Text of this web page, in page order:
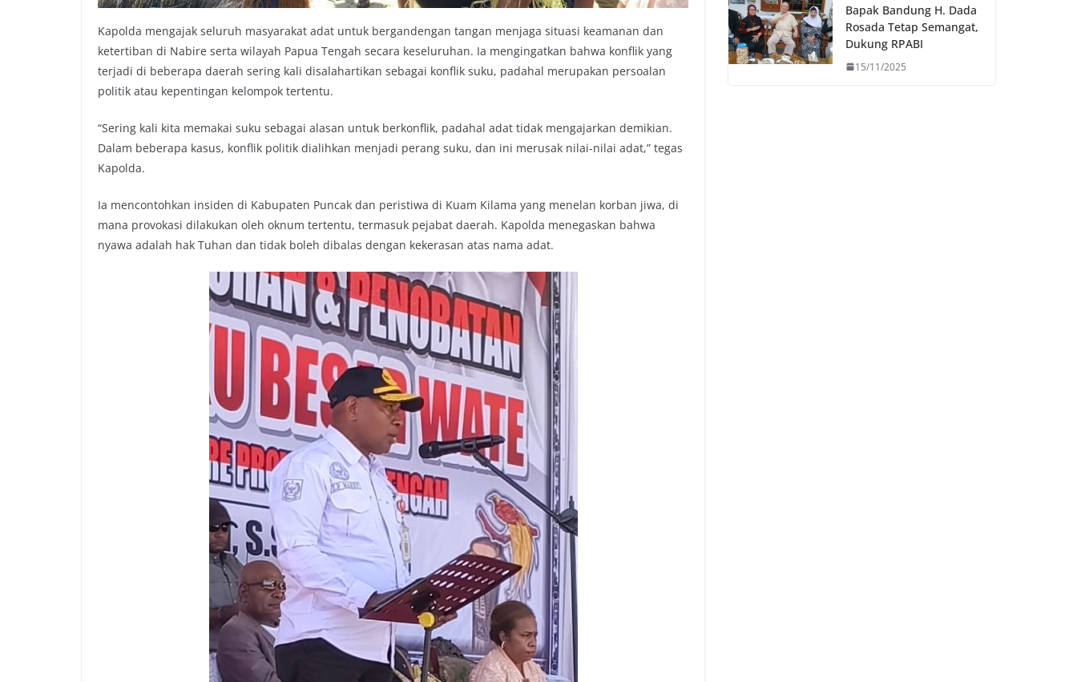
Kapolda mengajak seluruh masyarakat adat untuk bergandengan tangan menjaga situasi keamanan dan
ketertiban di Nabire serta wilayah Papua Tengah secara keseluruhan. Ia mengingatkan bahwa konflik yang
terjadi di beberapa daerah sering kali disalahartikan sebagai konflik suku, padahal merupakan persoalan
politik atau kepentingan kelompok tertentu.
“Sering kali kita memakai suku sebagai alasan untuk berkonflik, padahal adat tidak mengajarkan demikian.
Dalam beberapa kasus, konflik politik dialihkan menjadi perang suku, dan ini merusak nilai-nilai adat,” tegas
Kapolda.
Ia mencontohkan insiden di Kabupaten Puncak dan peristiwa di Kuam Kilama yang menelan korban jiwa, di
mana provokasi dilakukan oleh oknum tertentu, termasuk pejabat daerah. Kapolda menegaskan bahwa
nyawa adalah hak Tuhan dan tidak boleh dibalas dengan kekerasan atas nama adat.
Bapak Bandung H. Dada
Rosada Tetap Semangat,
Dukung RPABI
15/11/2025